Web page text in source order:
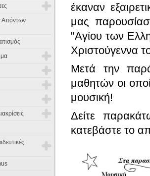
στην Α'
Χαρακτήρας
λειτουργία
Συμβούλια
Απόντων
2014-2015
έκαναν
μας
"Αγίου των
Χριστούγεννα
Μετά την
μαθητών οι
μουσική!
Δείτε
κατεβάστε το